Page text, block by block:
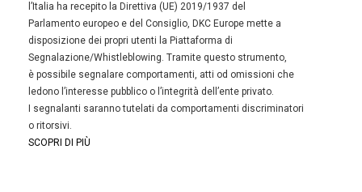
l’Italia ha recepito la Direttiva (UE) 2019/1937 del
Parlamento europeo e del Consiglio, DKC Europe mette a
disposizione dei propri utenti la Piattaforma di
Segnalazione/Whistleblowing. Tramite questo strumento,
è possibile segnalare comportamenti, atti od omissioni che
ledono l’interesse pubblico o l’integrità dell’ente privato.
I segnalanti saranno tutelati da comportamenti discriminatori
o ritorsivi.
SCOPRI DI PIÙ